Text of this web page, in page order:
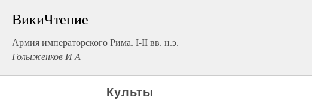
ВикиЧтение
Армия императорского Рима. I-II вв. н.э.
Голыженков И А
Культы